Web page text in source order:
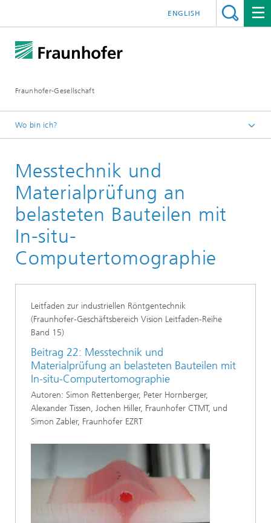
Fraunhofer-Gesellschaft
ENGLISH
Wo bin ich?
Publikationen
Leitfaden-Reihe zu Bildverarbeitung und Messtechnik
Messtechnik und
Materialprüfung an
belasteten Bauteilen mit
In-situ-
Computertomographie
Leitfaden zur industriellen Röntgentechnik
(Fraunhofer-Geschäftsbereich Vision Leitfaden-Reihe
Band 15)
Beitrag 22: Messtechnik und
Materialprüfung an belasteten Bauteilen mit
In-situ-Computertomographie
Autoren: Simon Rettenberger, Peter Hornberger,
Alexander Tissen, Jochen Hiller, Fraunhofer CTMT, und
Simon Zabler, Fraunhofer EZRT